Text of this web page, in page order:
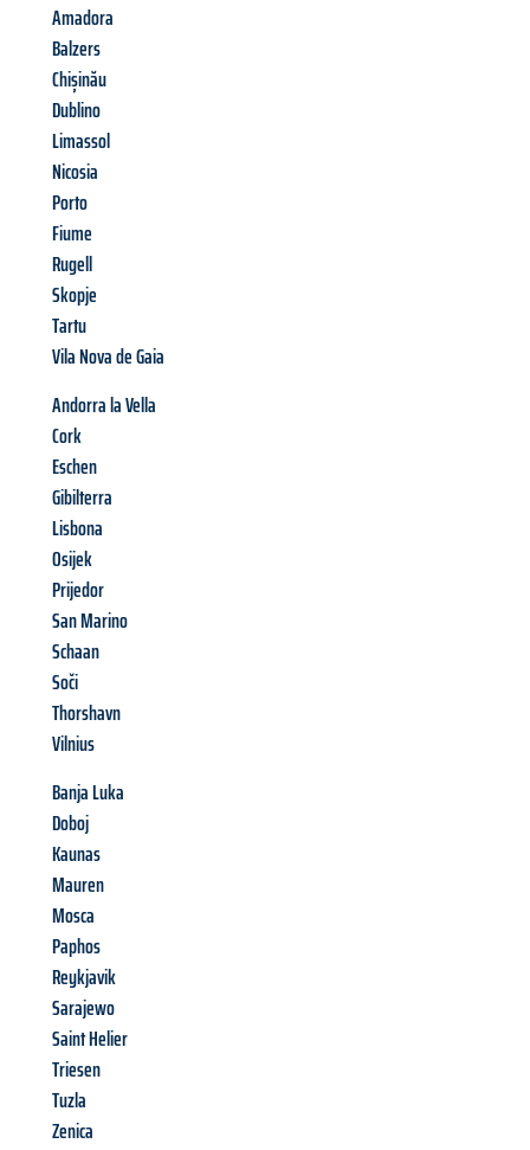
Amadora
Balzers
Chișinău
Dublino
Limassol
Nicosia
Porto
Fiume
Rugell
Skopje
Tartu
Vila Nova de Gaia
Andorra la Vella
Cork
Eschen
Gibilterra
Lisbona
Osijek
Prijedor
San Marino
Schaan
Soči
Thorshavn
Vilnius
Banja Luka
Doboj
Kaunas
Mauren
Mosca
Paphos
Reykjavik
Sarajewo
Saint Helier
Triesen
Tuzla
Zenica